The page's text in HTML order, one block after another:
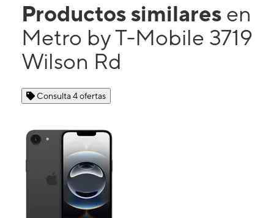
Productos similares en
Metro by T-Mobile 3719
Wilson Rd
Consulta 4 ofertas